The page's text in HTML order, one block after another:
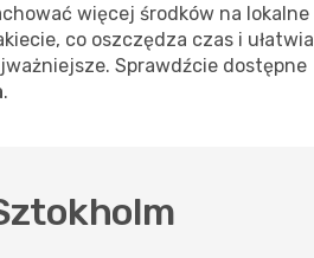
więcej środków na lokalne
co oszczędza czas i ułatwia
Sprawdźcie dostępne
.